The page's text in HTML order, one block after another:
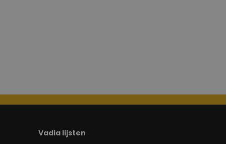
Vadia lijsten